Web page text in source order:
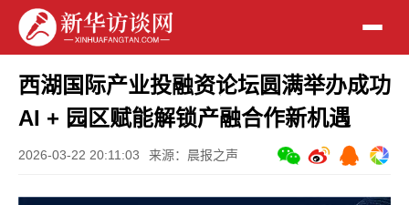
西湖国际产业投融资论坛圆满举办成功
AI + 园区赋能解锁产融合作新机遇
2026-03-22 20:11:03 来源：晨报之声